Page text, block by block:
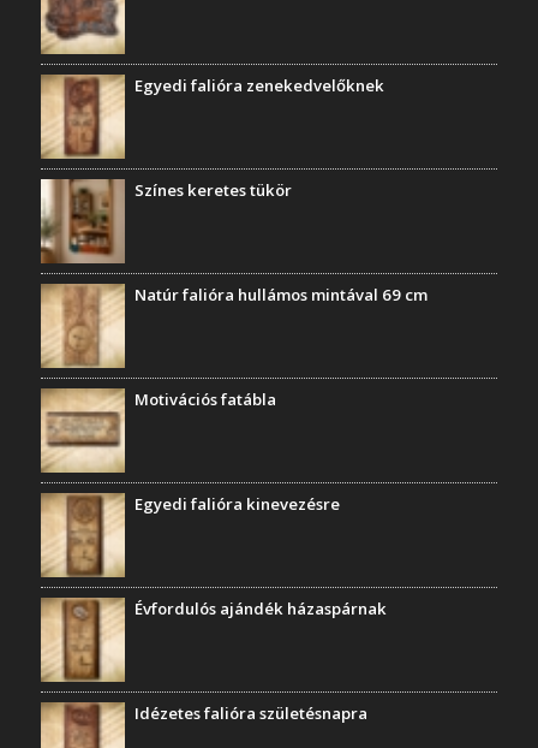
Egyedi falióra zenekedvelőknek
Színes keretes tükör
Natúr falióra hullámos mintával 69 cm
Motivációs fatábla
Egyedi falióra kinevezésre
Évfordulós ajándék házaspárnak
Idézetes falióra születésnapra